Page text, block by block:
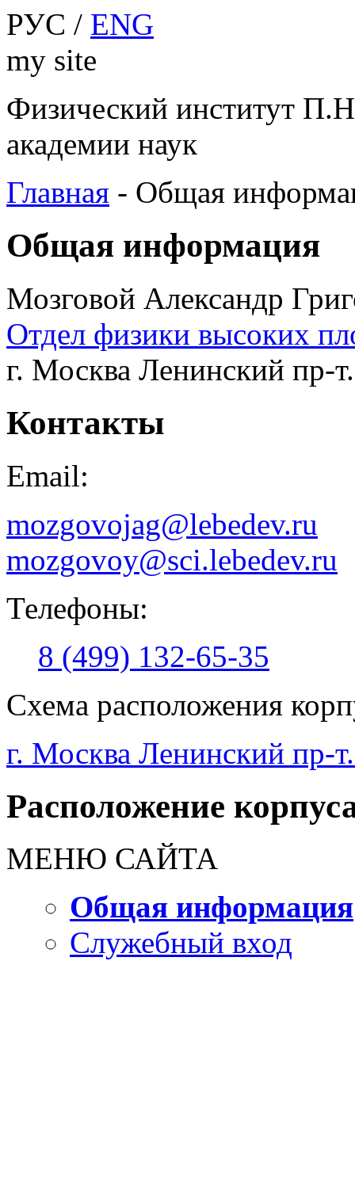
РУС / ENG
my site
Физический институт
академии наук
Главная - Общая
Общая информация
Мозговой Александр
Отдел физики высоких
г. Москва Ленинский пр-
Контакты
Email:
mozgovojag@lebedev.ru
mozgovoy@sci.lebedev.ru
Телефоны:
8 (499) 132-65-35
Схема расположения
г. Москва Ленинский пр-
Расположение
МЕНЮ САЙТА
Общая информация
Служебный вход